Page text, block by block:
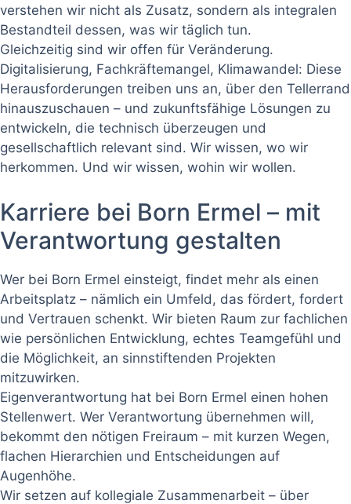
verstehen wir nicht als Zusatz, sondern als integralen
Bestandteil dessen, was wir täglich tun.
Gleichzeitig sind wir offen für Veränderung.
Digitalisierung, Fachkräftemangel, Klimawandel: Diese
Herausforderungen treiben uns an, über den Tellerrand
hinauszuschauen – und zukunftsfähige Lösungen zu
entwickeln, die technisch überzeugen und
gesellschaftlich relevant sind. Wir wissen, wo wir
herkommen. Und wir wissen, wohin wir wollen.
Karriere bei Born Ermel – mit
Verantwortung gestalten
Wer bei Born Ermel einsteigt, findet mehr als einen
Arbeitsplatz – nämlich ein Umfeld, das fördert, fordert
und Vertrauen schenkt. Wir bieten Raum zur fachlichen
wie persönlichen Entwicklung, echtes Teamgefühl und
die Möglichkeit, an sinnstiftenden Projekten
mitzuwirken.
Eigenverantwortung hat bei Born Ermel einen hohen
Stellenwert. Wer Verantwortung übernehmen will,
bekommt den nötigen Freiraum – mit kurzen Wegen,
flachen Hierarchien und Entscheidungen auf
Augenhöhe.
Wir setzen auf kollegiale Zusammenarbeit – über